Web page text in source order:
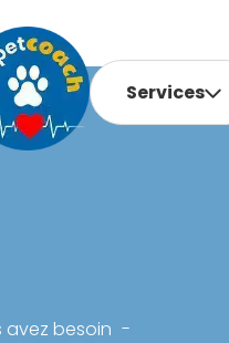
Services
avez besoin